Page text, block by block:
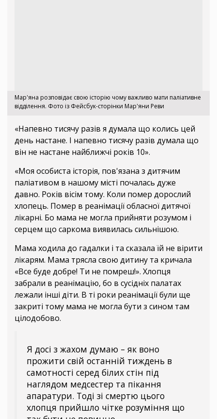
Мар'яна розповідає свою історію чому важливо мати паліативне
відділення. Фото із Фейсбук-сторінки Мар'яни Реви
«Напевно тисячу разів я думала що колись цей
день настане. І напевно тисячу разів думала що
він не настане найближчі років 10».
«Моя особиста історія, пов'язана з дитячим
паліативом в нашому місті почалась дуже
давно. Років вісім тому. Коли помер дорослий
хлопець. Помер в реанімації обласної дитячої
лікарні. Бо мама не могла прийняти розумом і
серцем що саркома виявилась сильнішою.
Мама ходила до гадалки і та сказала їй не вірити
лікарям. Мама трясла свою дитину та кричала
«Все буде добре! Ти не помреш!». Хлопця
забрали в реанімацію, бо в сусідніх палатах
лежали інші діти. В ті роки реанімації були ще
закриті тому мама не могла бути з сином там
цілодобово.
Я досі з жахом думаю – як воно
прожити свій останній тиждень в
самотності серед білих стін під
наглядом медсестер та пікання
апаратури. Тоді зі смертю цього
хлопця прийшло чітке розуміння що